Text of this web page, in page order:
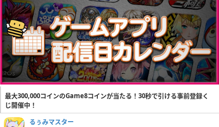
最大300,000コインのGame8コインが当たる！30秒で引ける事前登録く
じ開催中！
るぅみマスター